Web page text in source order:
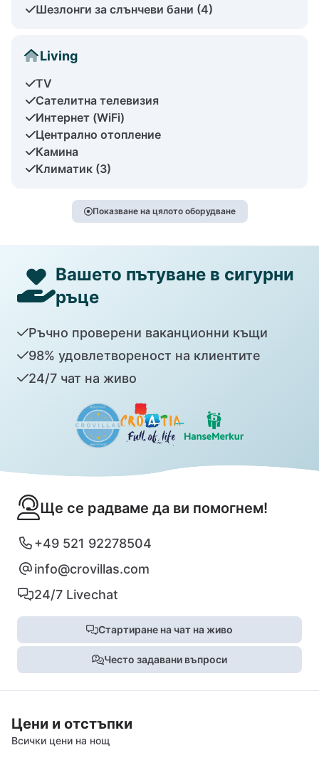
Шезлонги за слънчеви бани (4)
Living
TV
Сателитна телевизия
Интернет (WiFi)
Централно отопление
Камина
Климатик (3)
Показване на цялото оборудване
Вашето пътуване в сигурни
ръце
Ръчно проверени ваканционни къщи
98% удовлетвореност на клиентите
24/7 чат на живо
Ще се радваме да ви помогнем!
+49 521 92278504
info@crovillas.com
24/7 Livechat
Стартиране на чат на живо
Често задавани въпроси
Цени и отстъпки
Всички цени на нощ